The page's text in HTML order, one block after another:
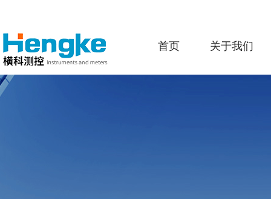
首页 关于我们